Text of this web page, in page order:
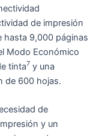
de impresión
hasta 9,000 páginas
Modo Económico
tinta7 y una
de 600 hojas.
de
y un